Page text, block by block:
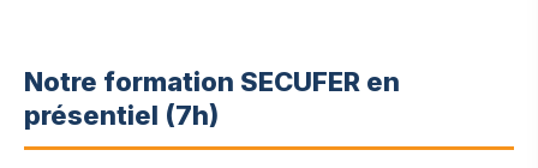
Notre formation SECUFER en
présentiel (7h)